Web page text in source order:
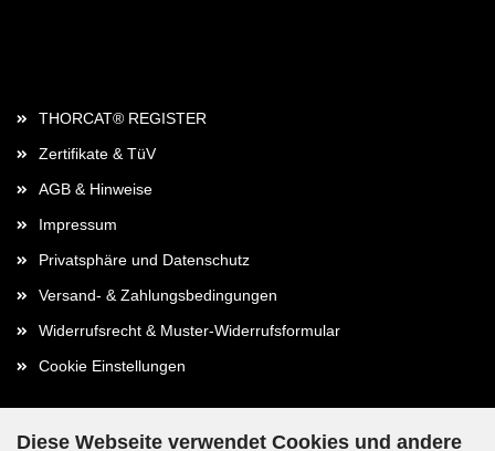
Diese Webseite verwendet Cookies und andere
THORCAT® REGISTER
Zertifikate & TüV
AGB & Hinweise
Impressum
Privatsphäre und Datenschutz
Versand- & Zahlungsbedingungen
Widerrufsrecht & Muster-Widerrufsformular
Cookie Einstellungen